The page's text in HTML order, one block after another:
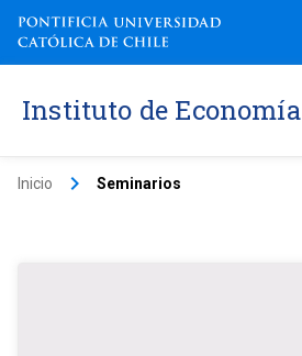
Instituto de Economía
Inicio keyboard_arrow_right Seminarios